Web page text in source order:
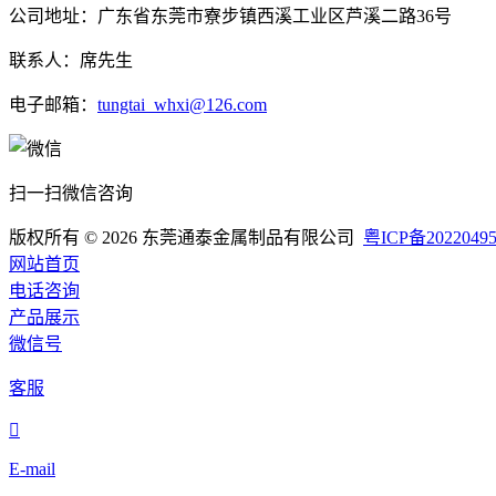
公司地址：广东省东莞市寮步镇西溪工业区芦溪二路36号
联系人：席先生
电子邮箱： tungtai_whxi@126.com
扫一扫微信咨询
版权所有 © 2026 东莞通泰金属制品有限公司 粤ICP备
网站首页
电话咨询
产品展示
微信号
客服

E-mail